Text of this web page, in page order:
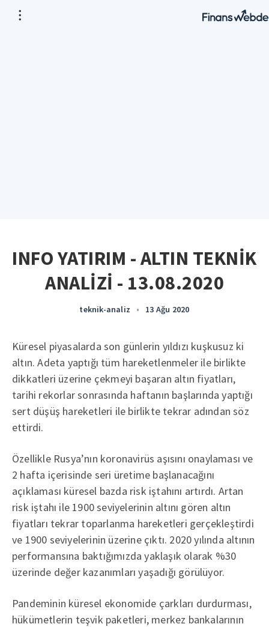
INFO YATIRIM - ALTIN TEKNİK
ANALİZİ - 13.08.2020
teknik-analiz • 13 Ağu 2020
Küresel piyasalarda son günlerin yıldızı kuşkusuz ki
altın. Adeta yaptığı tüm hareketlenmeler ile birlikte
dikkatleri üzerine çekmeyi başaran altın fiyatları,
tarihi rekorlar sonrasında haftanın başlarında yaptığı
sert düşüş hareketleri ile birlikte tekrar adından söz
ettirdi.
Özellikle Rusya’nın koronavirüs aşısını onaylaması ve
2 hafta içerisinde seri üretime başlanacağını
açıklaması küresel bazda risk iştahını artırdı. Artan
risk iştahı ile 1900 seviyelerinin altını gören altın
fiyatları tekrar toparlanma hareketleri gerçekleştirdi
ve 1900 seviyelerinin üzerine çıktı. 2020 yılında altının
performansına baktığımızda yaklaşık olarak %30
üzerinde değer kazanımları yaşadığı görülüyor.
Pandeminin küresel ekonomide çarkları durdurması,
hükümetlerin teşvik paketleri, merkez bankalarının